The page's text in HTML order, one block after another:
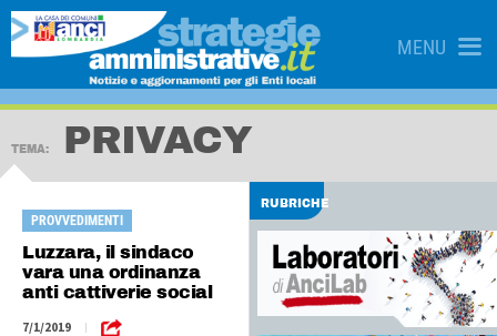
MENU
TEMA: PRIVACY
PROVVEDIMENTI
Luzzara, il sindaco
vara una ordinanza
anti cattiverie social
7/1/2019 |
RUBRICHE